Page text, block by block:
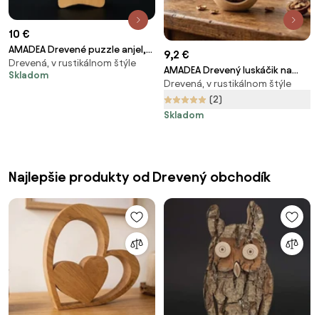
10 €
AMADEA Drevené puzzle anjel,
masívne drevo dvoch druhov
drevín, 15 cm
Drevená, v rustikálnom štýle
Skladom
9,2 €
AMADEA Drevený luskáčik na
orechy v tvare hríbika
Drevená, v rustikálnom štýle
(2)
Skladom
Najlepšie produkty od Drevený obchodík